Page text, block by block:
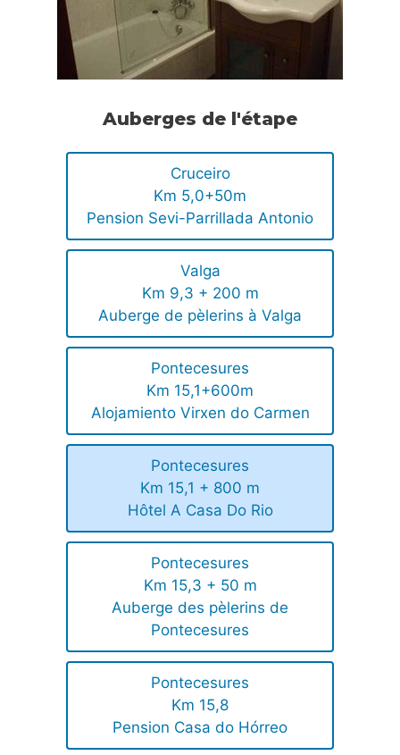
Auberges de l'étape
Cruceiro
Km 5,0+50m
Pension Sevi-Parrillada Antonio
Valga
Km 9,3 + 200 m
Auberge de pèlerins à Valga
Pontecesures
Km 15,1+600m
Alojamiento Virxen do Carmen
Pontecesures
Km 15,1 + 800 m
Hôtel A Casa Do Rio
Pontecesures
Km 15,3 + 50 m
Auberge des pèlerins de
Pontecesures
Pontecesures
Km 15,8
Pension Casa do Hórreo